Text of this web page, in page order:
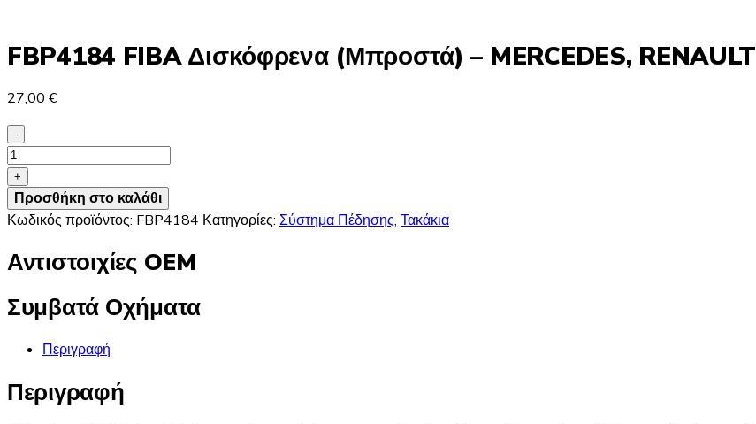
FBP4184 FIBA Δισκόφρενα (Μπροστά) – MERCEDES, RENAULT
27,00 €
-
FBP4184
FIBA
Δισκόφρενα
(Μπροστά)
MERCEDES,
ποσότητα
+
Προσθήκη στο καλάθι
Κωδικός προϊόντος: FBP4184 Κατηγορίες: Σύστημα Πέδησης, Τακάκια
Αντιστοιχίες OEM
Συμβατά Οχήματα
Περιγραφή
Περιγραφή